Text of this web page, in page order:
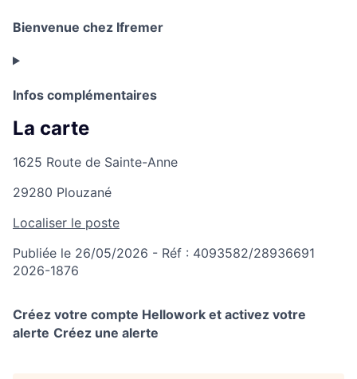
Bienvenue chez Ifremer
Infos complémentaires
La carte
1625 Route de Sainte-Anne
29280 Plouzané
Localiser le poste
Publiée le 26/05/2026 - Réf : 4093582/28936691
2026-1876
Créez votre compte Hellowork et activez votre
alerte Créez une alerte